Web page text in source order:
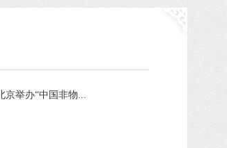
京举办“中国非物...